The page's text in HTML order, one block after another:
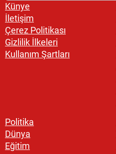
Künye
İletişim
Çerez Politikası
Gizlilik İlkeleri
Kullanım Şartları
Politika
Dünya
Eğitim